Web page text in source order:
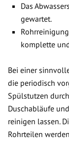
Das
gewartet.
komplette
Bei einer
die periodisch
Spülstutzen
Duschabläufe
reinigen lassen.
Rohrteilen